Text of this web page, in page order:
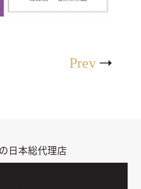
Prev
日本総代理店